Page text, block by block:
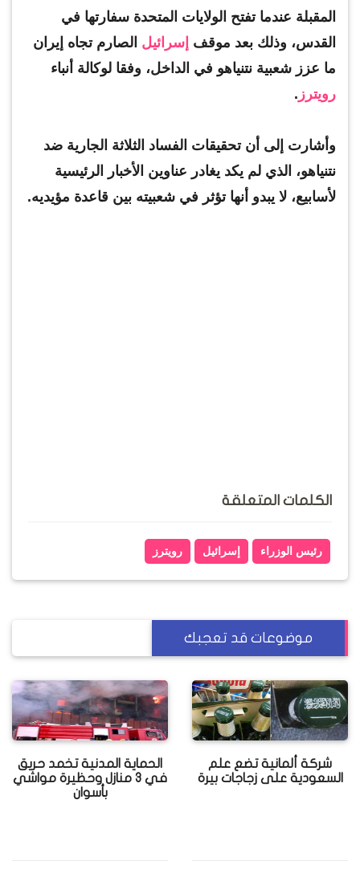
المقبلة عندما تفتح الولايات المتحدة سفارتها في
القدس، وذلك بعد موقف إسرائيل الصارم تجاه إيران
ما عزز شعبية نتنياهو في الداخل، وفقا لوكالة أنباء
رويترز .
وأشارت إلى أن تحقيقات الفساد الثلاثة الجارية ضد
نتنياهو، الذي لم يكد يغادر عناوين الأخبار الرئيسية
لأسابيع، لا يبدو أنها تؤثر في شعبيته بين قاعدة مؤيديه.
الكلمات المتعلقة
رئيس الوزراء إسرائيل رويترز
موضوعات قد تعجبك
شركة ألمانية تضع علم
السعودية على زجاجات بيرة
الحماية المدنية تخمد حريق
في 3 منازل وحظيرة مواشي
بأسوان